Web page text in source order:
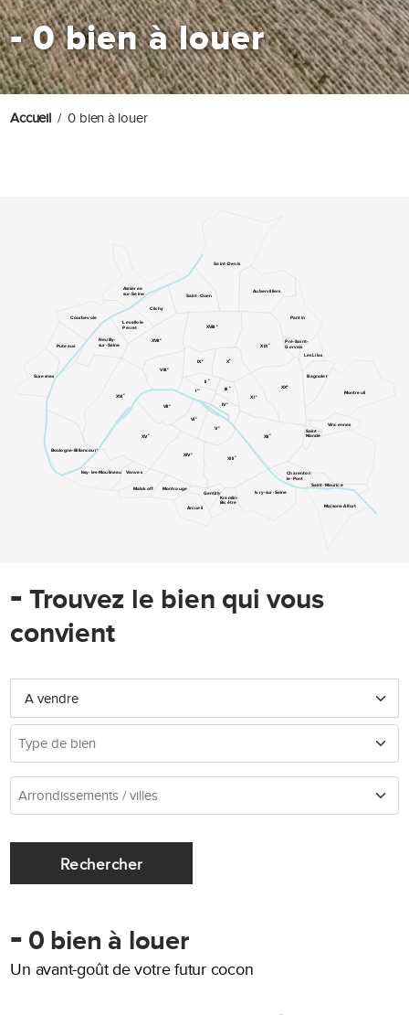
-0 bien à louer
Accueil 0 bien à louer
I er
II e
III e
IVe
Ve
VIe
VII e
VIII e
IXe Xe
XI e
XII e
XIII e
XIVe
XVe
XVI e
XVIIe
XVIII e
XIX e
XXe
Arcueil
Asnières-
sur-Seine
Aubervilliers
Bagnolet
Boulogne-Billancourt
Charenton-
le-Pont
Clichy
Courbevoie
Gentilly
Issy-les-Moulineaux
Ivry-sur-Seine
Kremlin-
Bicêtre
Les Lilas
Levallois-
Perret
Maisons-Alfort
Malakoff
Montreuil
Montrouge
Neuilly-
sur-Seine
Pantin
Pré-Saint-
Gervais
Puteaux
Saint-Denis
Saint-
Mandé
Saint-Maurice
Saint-Ouen
Suresnes
Vanves
Vincennes
- Trouvez le bien qui vous
convient
Rechercher
- 0 bien à louer
Un avant-goût de votre futur cocon